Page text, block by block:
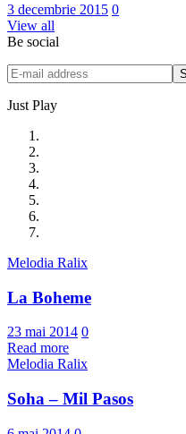
3 decembrie 2015 0
View all
Be social
Just Play
Melodia Ralix
La Boheme
23 mai 2014 0
Read more
Melodia Ralix
Soha – Mil Pasos